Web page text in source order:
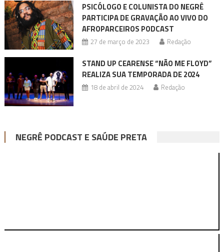
PSICÓLOGO E COLUNISTA DO NEGRÊ
PARTICIPA DE GRAVAÇÃO AO VIVO DO
AFROPARCEIROS PODCAST
27 de março de 2023 Redação
STAND UP CEARENSE “NÃO ME FLOYD”
REALIZA SUA TEMPORADA DE 2024
18 de abril de 2024 Redação
NEGRÊ PODCAST E SAÚDE PRETA